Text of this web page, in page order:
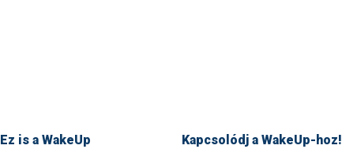
Ez is a WakeUp Kapcsolódj a WakeUp-hoz!